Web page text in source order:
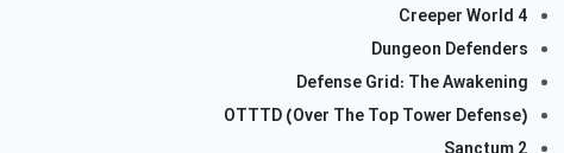
Creeper World 4
Dungeon Defenders
Defense Grid: The Awakening
OTTTD (Over The Top Tower Defense)